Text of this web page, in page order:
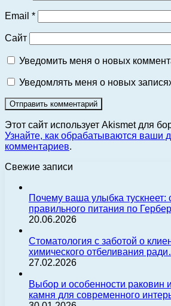
Email *
Сайт
Уведомить меня о новых
Уведомлять меня о новых
Этот сайт использует Akismet для
Узнайте, как обрабатываются ваши
комментариев.
Свежие записи
Почему ваша улыбка тускнеет:
правильного питания по
20.06.2026
Стоматология с заботой о
химического отбеливания
27.02.2026
Выбор и особенности раковин
камня для современного